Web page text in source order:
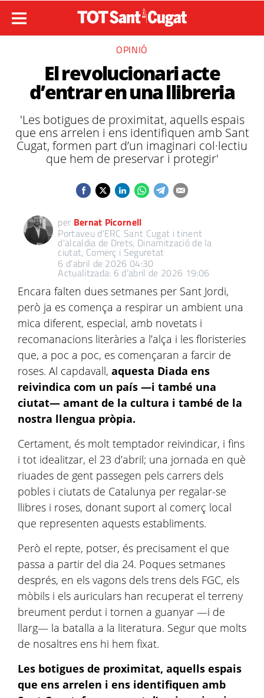
OPINIÓ
El revolucionari acte
d’entrar en una llibreria
'Les botigues de proximitat, aquells espais
que ens arrelen i ens identifiquen amb Sant
Cugat, formen part d’un imaginari col·lectiu
que hem de preservar i protegir'
per Bernat Picornell
Portaveu d'ERC Sant Cugat i tinent
d'alcaldia de Drets, Dinamització de la
ciutat, Comerç i Seguretat
6 d’abril de 2026 04:30
Actualitzada: 6 d’abril de 2026 19:06
Encara falten dues setmanes per Sant Jordi,
però ja es comença a respirar un ambient una
mica diferent, especial, amb novetats i
recomanacions literàries a l’alça i les floristeries
que, a poc a poc, es començaran a farcir de
roses. Al capdavall, aquesta Diada ens
reivindica com un país —i també una
ciutat— amant de la cultura i també de la
nostra llengua pròpia.
Certament, és molt temptador reivindicar, i fins
i tot idealitzar, el 23 d’abril; una jornada en què
riuades de gent passegen pels carrers dels
pobles i ciutats de Catalunya per regalar-se
llibres i roses, donant suport al comerç local
que representen aquests establiments.
Però el repte, potser, és precisament el que
passa a partir del dia 24. Poques setmanes
després, en els vagons dels trens dels FGC, els
mòbils i els auriculars han recuperat el terreny
breument perdut i tornen a guanyar —i de
llarg— la batalla a la literatura. Segur que molts
de nosaltres ens hi hem fixat.
Les botigues de proximitat, aquells espais
que ens arrelen i ens identifiquen amb